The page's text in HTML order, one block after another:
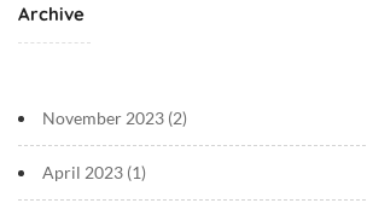
Archive
November 2023 (2)
April 2023 (1)